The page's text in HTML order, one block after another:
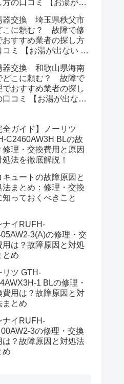
方の口コミ 【お湯が出
器交換 埼玉県秩父市
こに頼む？ 故障で修
おすすめ業者の探し方
コミ 【お湯が出ない 水
器交換 和歌山県海南
どこに頼む？ 故障で
でおすすめ業者の探し
口コミ 【お湯が出ない
全ガイド】ノーリツ
C2460AW3H BLの故
修理・交換費用と原因
処法を徹底解説！
キュートの故障原因と
法まとめ：修理・交換
知っておくべきこと
ナイRUFH-
3(A)の修理・交
用は？故障原因と対処
とめ
リツ GTH-
1 BLの修理・
費用は？故障原因と対
まとめ
ナイRUFH-
3の修理・交換
は？故障原因と対処法
め